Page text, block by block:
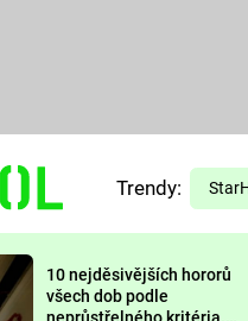
PREDÁTOR
Trendy:
10 nejděsivějších hororů
všech dob podle